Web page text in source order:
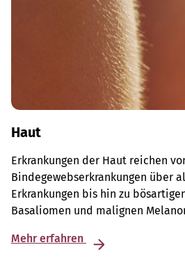
Haut
Erkrankungen der Haut reichen
Bindegewebserkrankungen über
Erkrankungen bis hin zu
Basaliomen und malignen
Mehr erfahren